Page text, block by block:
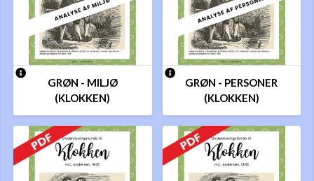
GRØN - MILJØ
(KLOKKEN)
GRØN - PERSONER
(KLOKKEN)